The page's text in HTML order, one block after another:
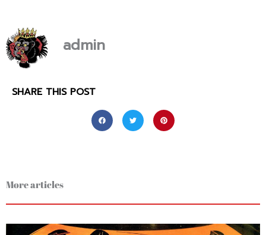
admin
SHARE THIS POST
More articles